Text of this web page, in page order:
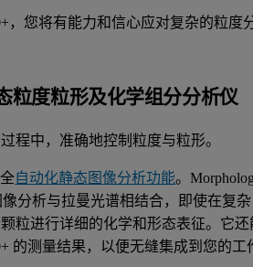
，您将有能力和信心应对复杂的粒度
粒度粒形及化学组分分析仪
程中，准确地控制粒度与粒形。
自动化静态图像分析功能。
分析与拉曼光谱相结合，即使在复杂
粒进行详细的化学和形态表征。它还
的测量结果，以便无缝集成到您的工